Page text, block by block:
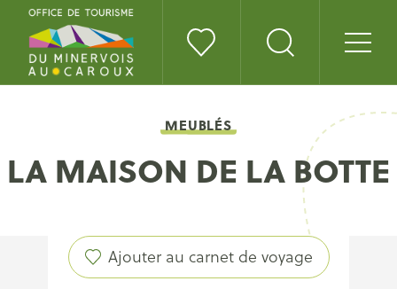
MEUBLÉS
LA MAISON DE LA BOTTE
Ajouter au carnet de voyage